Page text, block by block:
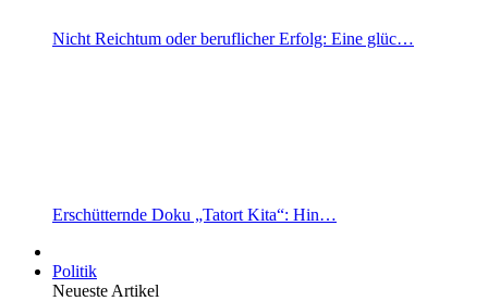
Nicht Reichtum oder beruflicher Erfolg: Eine glüc…
Erschütternde Doku „Tatort Kita“: Hin…
Politik
Neueste Artikel